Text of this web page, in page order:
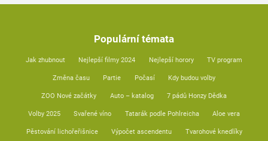
Populární témata
Jak zhubnout Nejlepší filmy 2024 Nejlepší horory TV program
Změna času Partie Počasí Kdy budou volby
ZOO Nové začátky Auto – katalog 7 pádů Honzy Dědka
Volby 2025 Svařené víno Tatarák podle Pohlreicha Aloe vera
Pěstování lichořeřišnice Výpočet ascendentu Tvarohové knedlíky